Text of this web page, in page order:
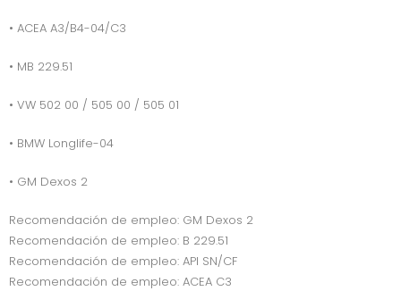
• ACEA A3/B4-04/C3
• MB 229.51
• VW 502 00 / 505 00 / 505 01
• BMW Longlife-04
• GM Dexos 2
Recomendación de empleo: GM Dexos 2
Recomendación de empleo: B 229.51
Recomendación de empleo: API SN/CF
Recomendación de empleo: ACEA C3